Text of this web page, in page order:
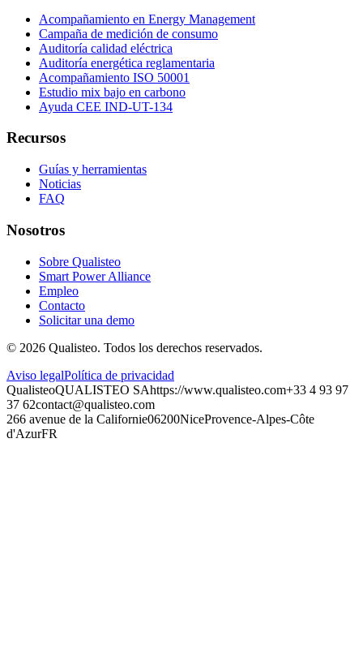
Acompañamiento en Energy Management
Campaña de medición de consumo
Auditoría calidad eléctrica
Auditoría energética reglamentaria
Acompañamiento ISO 50001
Estudio mix bajo en carbono
Ayuda CEE IND-UT-134
Recursos
Guías y herramientas
Noticias
FAQ
Nosotros
Sobre Qualisteo
Smart Power Alliance
Empleo
Contacto
Solicitar una demo
© 2026 Qualisteo. Todos los derechos reservados.
Aviso legalPolítica de privacidad
QualisteoQUALISTEO SAhttps://www.qualisteo.com+33 4 93 97
37 62contact@qualisteo.com
266 avenue de la Californie06200NiceProvence-Alpes-Côte
d'AzurFR